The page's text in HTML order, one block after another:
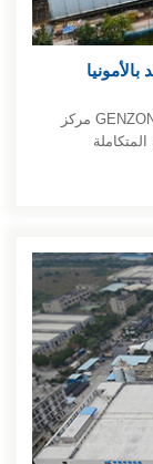
مقدمة: تعد غرفة التبريد الآلية بنظام سلسلة التبريد GENZON مركز